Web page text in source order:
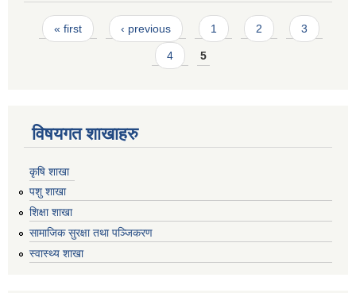
Pages
« first ‹ previous 1 2 3
4 5
विषयगत शाखाहरु
कृषि शाखा
पशु शाखा
शिक्षा शाखा
सामाजिक सुरक्षा तथा पञ्जिकरण
स्वास्थ्य शाखा